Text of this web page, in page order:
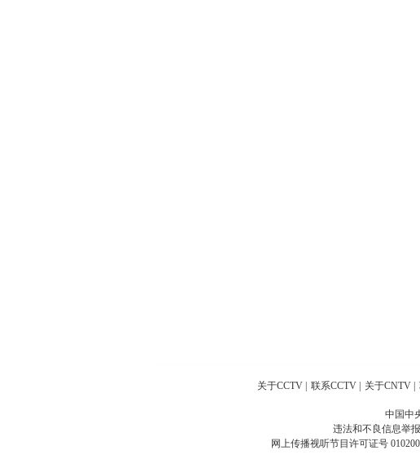
关于CCTV 联系CCTV 关于CNTV
中国中
违法和不良信息举报
网上传播视听节目许可证号